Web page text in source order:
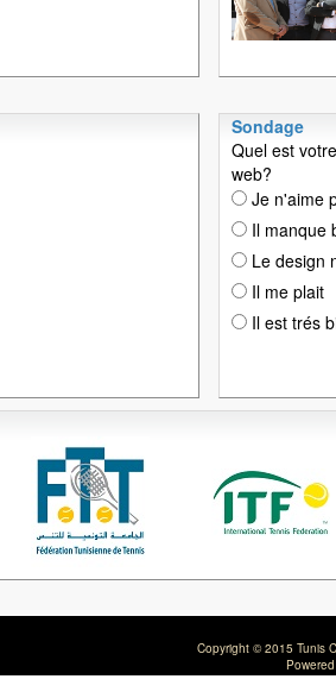
Sondage
Quel est
web?
Je n'aime
Il manque
Le design
Il me plait
Il est trés
Copyright © 2015 Tunis